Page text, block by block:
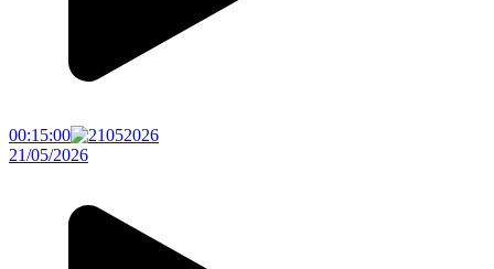
00:15:00
21/05/2026